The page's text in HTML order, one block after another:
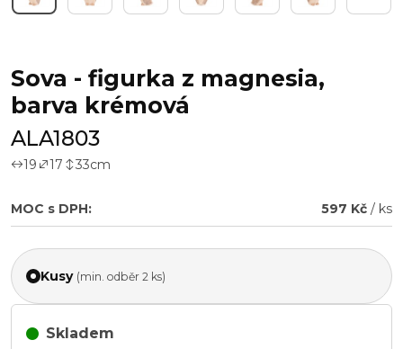
Sova - figurka z magnesia,
barva krémová
ALA1803
19 17 33cm
MOC s DPH: 597 Kč / ks
Kusy (min. odběr 2 ks)
Skladem